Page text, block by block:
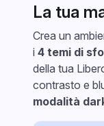
La tua
Crea un
i 4 temi di
della tua
contrasto e
modalità